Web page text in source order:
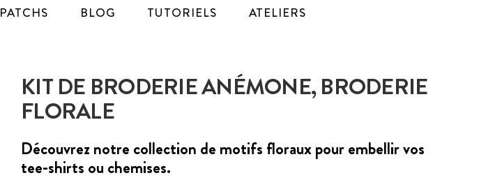
PATCHS BLOG TUTORIELS ATELIERS
KIT DE BRODERIE ANÉMONE, BRODERIE
FLORALE
Découvrez notre collection de motifs floraux pour embellir vos
tee-shirts ou chemises.